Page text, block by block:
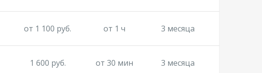
от 1 100 руб. от 1 ч 3 месяца
1 600 руб. от 30 мин 3 месяца